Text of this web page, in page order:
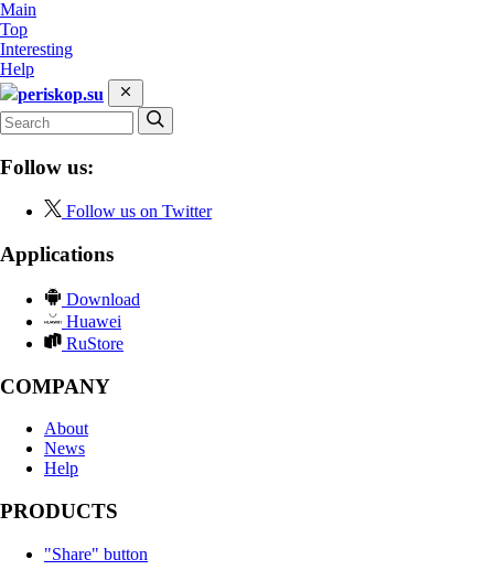
Main
Top
Interesting
Help
periskop.su
Follow us:
Follow us on Twitter
Applications
Download
Huawei
RuStore
COMPANY
About
News
Help
PRODUCTS
"Share" button